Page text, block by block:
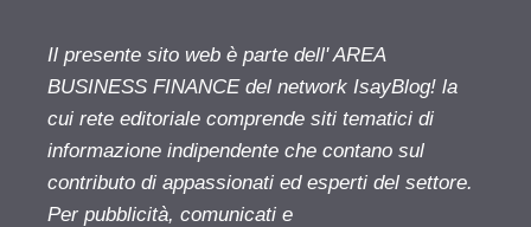
Il presente sito web è parte dell' AREA
BUSINESS FINANCE del network IsayBlog! la
cui rete editoriale comprende siti tematici di
informazione indipendente che contano sul
contributo di appassionati ed esperti del settore.
Per pubblicità, comunicati e